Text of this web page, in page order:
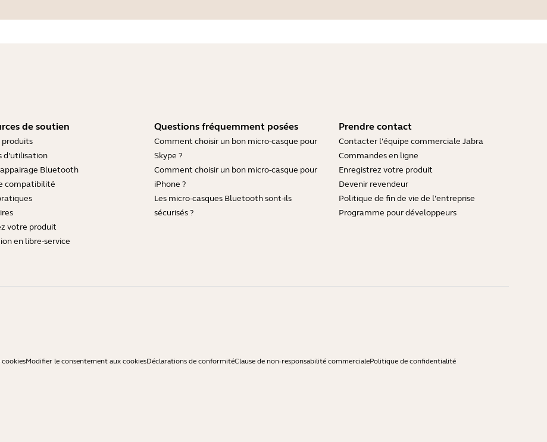
de soutien
d'utilisation
Bluetooth
compatibilité
votre produit
en libre-service
Questions fréquemment posées
Comment choisir un bon micro-casque pour
Skype ?
Comment choisir un bon micro-casque pour
iPhone ?
Les micro-casques Bluetooth sont-ils
sécurisés ?
Prendre contact
Contacter l'équipe commerciale Jabra
Commandes en ligne
Enregistrez votre produit
Devenir revendeur
Politique de fin de vie de l'entreprise
Programme pour développeurs
Modifier le consentement aux cookiesDéclarations de conformitéClause de non-responsabilité commercialePolitique de confidentialité